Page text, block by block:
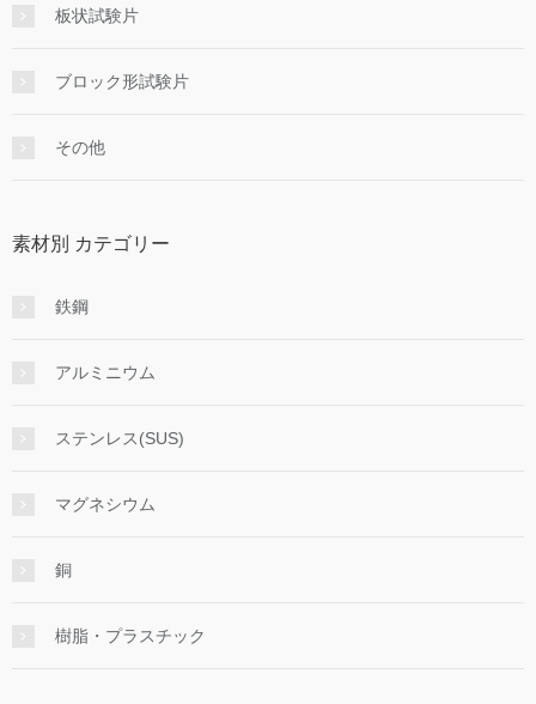
板状試験片
ブロック形試験片
その他
素材別 カテゴリー
鉄鋼
アルミニウム
ステンレス(SUS)
マグネシウム
銅
樹脂・プラスチック